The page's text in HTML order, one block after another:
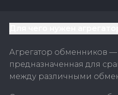
Агрегатор обменников —
предназначенная для
между различными